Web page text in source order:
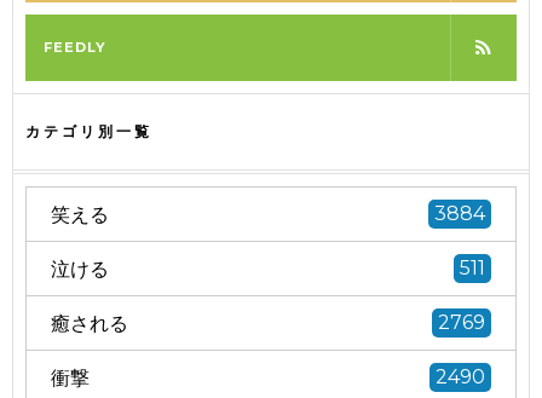
FEEDLY
カテゴリ別一覧
笑える 3884
泣ける 511
癒される 2769
衝撃 2490